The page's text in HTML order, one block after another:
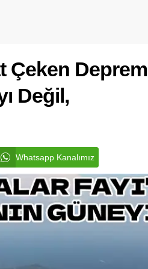
Çeken Deprem
Değil,
Whatsapp Kanalımız